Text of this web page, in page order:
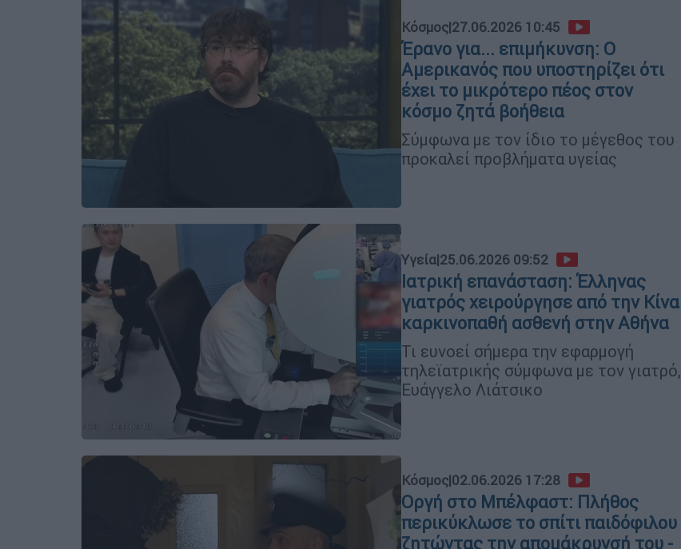
Κόσμος|27.06.2026 10:45
Έρανο για... επιμήκυνση: Ο
Αμερικανός που υποστηρίζει ότι
έχει το μικρότερο πέος στον
κόσμο ζητά βοήθεια
Σύμφωνα με τον ίδιο το μέγεθος του
προκαλεί προβλήματα υγείας
Υγεία|25.06.2026 09:52
Ιατρική επανάσταση: Έλληνας
γιατρός χειρούργησε από την Κίνα
καρκινοπαθή ασθενή στην Αθήνα
Τι ευνοεί σήμερα την εφαρμογή
τηλεϊατρικής σύμφωνα με τον γιατρό,
Ευάγγελο Λιάτσικο
Κόσμος|02.06.2026 17:28
Οργή στο Μπέλφαστ: Πλήθος
περικύκλωσε το σπίτι παιδόφιλου
ζητώντας την απομάκρυνσή του -